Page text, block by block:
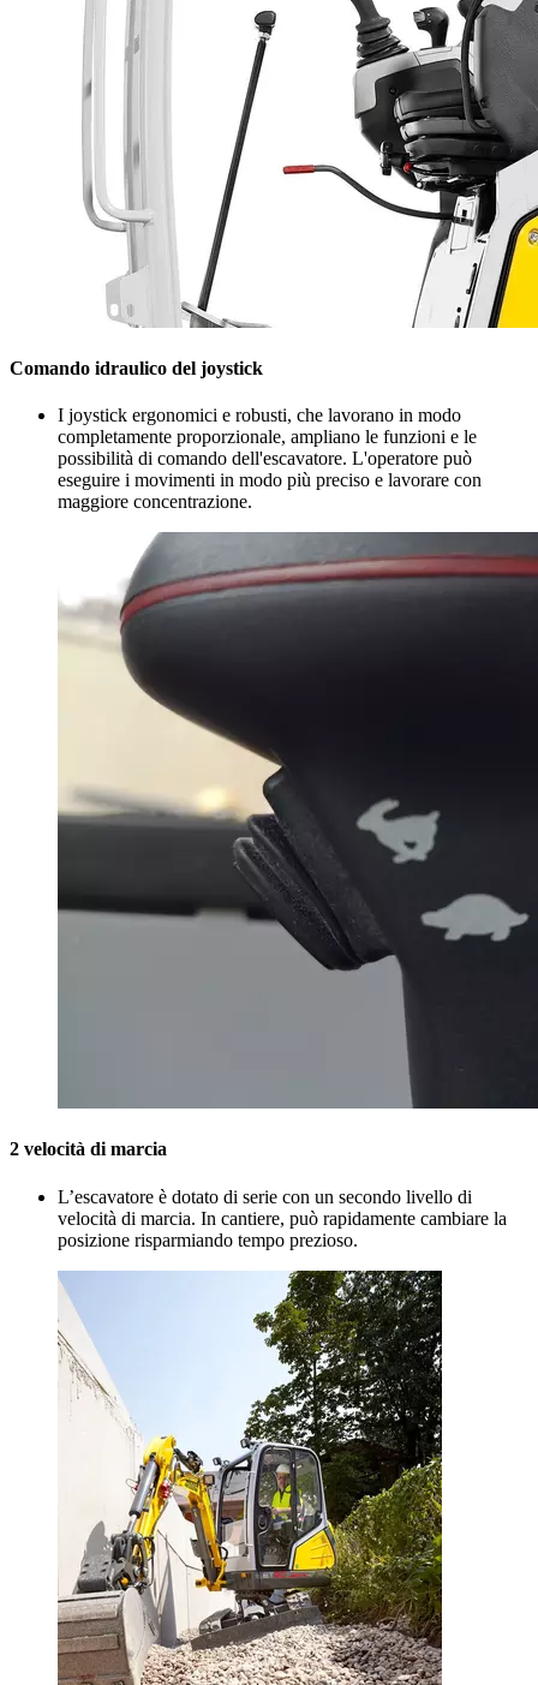
Comando idraulico del joystick
I joystick ergonomici e robusti, che lavorano in modo
completamente proporzionale, ampliano le funzioni e le
possibilità di comando dell'escavatore. L'operatore può
eseguire i movimenti in modo più preciso e lavorare con
maggiore concentrazione.
2 velocità di marcia
L’escavatore è dotato di serie con un secondo livello di
velocità di marcia. In cantiere, può rapidamente cambiare la
posizione risparmiando tempo prezioso.